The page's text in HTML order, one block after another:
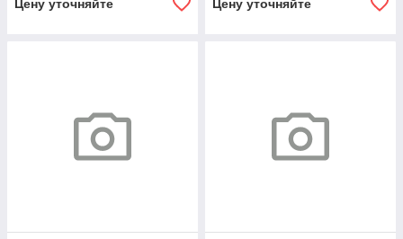
Цену уточняйте Цену уточняйте